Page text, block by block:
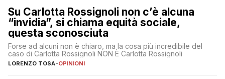
Su Carlotta Rossignoli non c’è alcuna
“invidia”, si chiama equità sociale,
questa sconosciuta
Forse ad alcuni non è chiaro, ma la cosa più incredibile del
caso di Carlotta Rossignoli NON È Carlotta Rossignoli
LORENZO TOSA-OPINIONI